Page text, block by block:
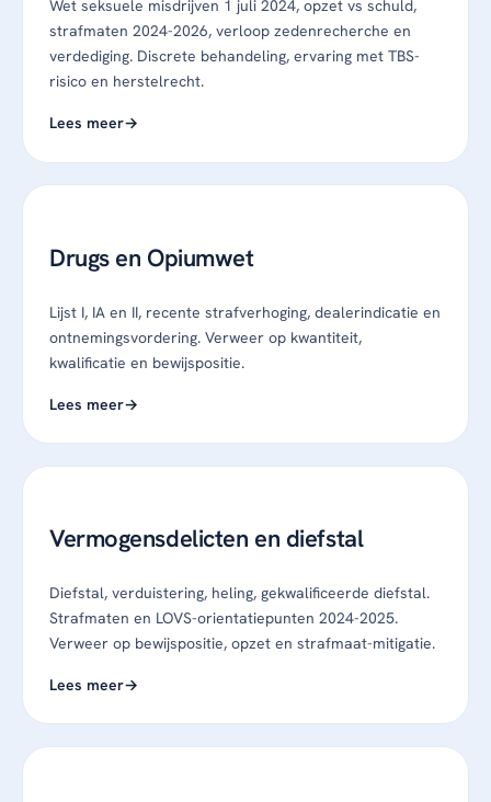
Wet seksuele misdrijven 1 juli 2024, opzet vs schuld,
strafmaten 2024-2026, verloop zedenrecherche en
verdediging. Discrete behandeling, ervaring met TBS-
risico en herstelrecht.
Lees meer
Drugs en Opiumwet
Lijst I, IA en II, recente strafverhoging, dealerindicatie en
ontnemingsvordering. Verweer op kwantiteit,
kwalificatie en bewijspositie.
Lees meer
Vermogensdelicten en diefstal
Diefstal, verduistering, heling, gekwalificeerde diefstal.
Strafmaten en LOVS-orientatiepunten 2024-2025.
Verweer op bewijspositie, opzet en strafmaat-mitigatie.
Lees meer